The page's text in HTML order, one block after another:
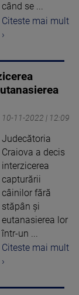
când se ...
Citeste mai mult
›
10-11-2022 | 12:09
Judecătoria
Craiova a decis
interzicerea
capturării
câinilor fără
stăpân și
eutanasierea lor
într-un ...
Citeste mai mult
›